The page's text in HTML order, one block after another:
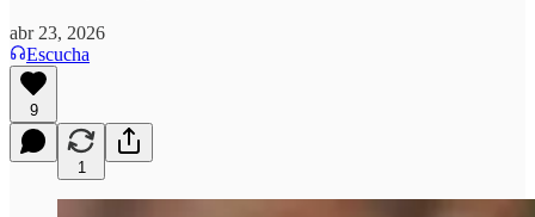
abr 23, 2026
Escucha
9
1